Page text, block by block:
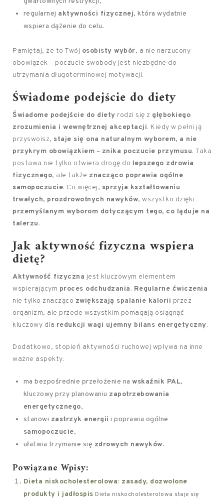
regularnej aktywności fizycznej, która wydatnie
wspiera dążenie do celu.
Pamiętaj, że to Twój osobisty wybór, a nie narzucony
obowiązek – poczucie swobody jest niezbędne do
utrzymania długoterminowej motywacji.
Świadome podejście do diety
Świadome podejście do diety rodzi się z głębokiego
zrozumienia i wewnętrznej akceptacji. Kiedy w pełni ją
przyswoisz, staje się ona naturalnym wyborem, a nie
przykrym obowiązkiem – znika poczucie przymusu. Taka
postawa nie tylko otwiera drogę do lepszego zdrowia
fizycznego, ale także znacząco poprawia ogólne
samopoczucie. Co więcej, sprzyja kształtowaniu
trwałych, prozdrowotnych nawyków, wszystko dzięki
przemyślanym wyborom dotyczącym tego, co ląduje na
talerzu.
Jak aktywność fizyczna wspiera
dietę?
Aktywność fizyczna jest kluczowym elementem
wspierającym proces odchudzania. Regularne ćwiczenia
nie tylko znacząco zwiększają spalanie kalorii przez
organizm, ale przede wszystkim pomagają osiągnąć
kluczowy dla redukcji wagi ujemny bilans energetyczny.
Dodatkowo, stopień aktywności ruchowej wpływa na inne
ważne aspekty:
ma bezpośrednie przełożenie nawskaźnik PAL,
kluczowy przy planowaniu zapotrzebowania
energetycznego,
stanowi zastrzyk energii i poprawia ogólne
samopoczucie,
ułatwia trzymanie się zdrowych nawyków.
Powiązane Wpisy:
Dieta niskocholesterolowa: zasady, dozwolone
produkty i jadłospis Dieta niskocholesterolowa staje się